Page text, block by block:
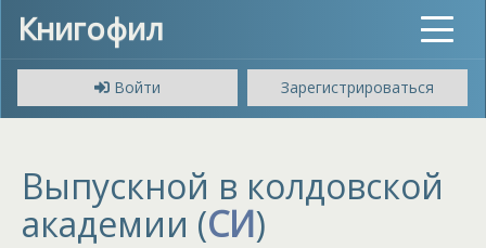
Книгофил
Toggle
Войти
Зарегистрироваться
Выпускной в колдовской
академии (СИ)